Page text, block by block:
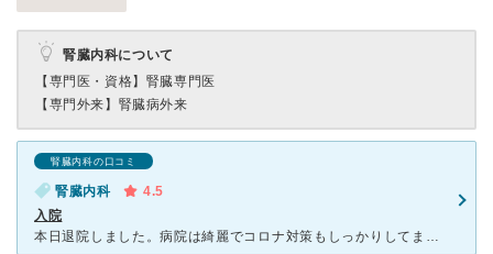
腎臓内科について
【専門医・資格】 腎臓専門医
【専門外来】 腎臓病外来
腎臓内科の口コミ
腎臓内科
4.5
入院
本日退院しました。病院は綺麗でコロナ対策もしっかりしてました。 看護師さんもとても親切でした。 病院の中に売店がないのが残念ですが。 先生の説明もしっかりしていて、わかりやすかったです。